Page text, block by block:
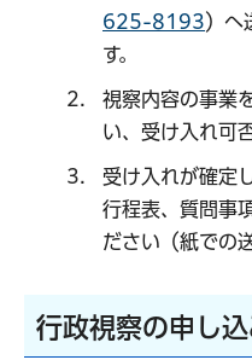
625-8193）へ
す。
視察内容の事業
い、受け入れ可
受け入れが確定
行程表、質問事
ださい（紙での
行政視察の申し